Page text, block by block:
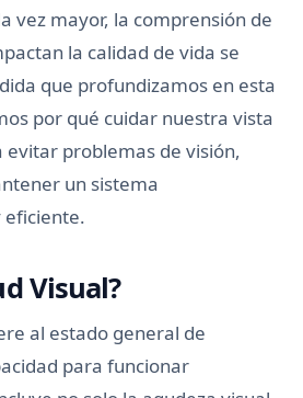
vez mayor, la comprensión de
la calidad de vida se
que profundizamos en esta
por qué cuidar nuestra vista
evitar problemas de visión,
un sistema
Visual?
al estado general de
para funcionar